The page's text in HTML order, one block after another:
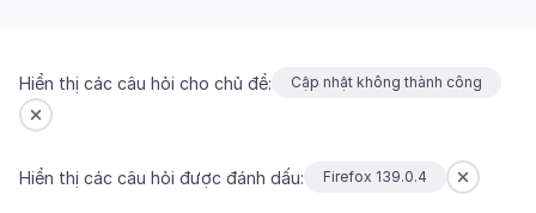
Hiển thị các câu hỏi cho chủ đề: Cập nhật không thành công
Hiển thị các câu hỏi được đánh dấu: Firefox 139.0.4